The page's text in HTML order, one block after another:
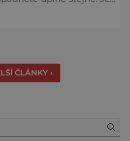
dort na svatební tabuli.
ČLÁNKY ›